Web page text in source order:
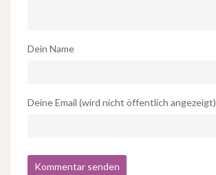
Dein Name
Deine Email (wird nicht öffentlich angezeigt)